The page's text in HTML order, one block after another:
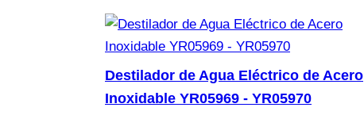
Destilador de Agua Eléctrico de Acero
Inoxidable YR05969 - YR05970